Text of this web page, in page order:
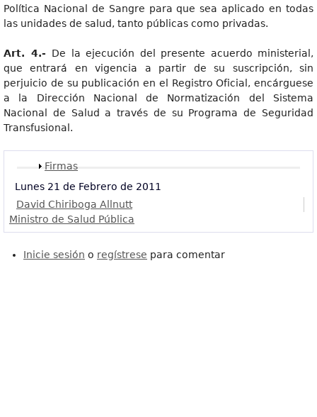
Política Nacional de Sangre para que sea aplicado en todas
las unidades de salud, tanto públicas como privadas.
Art. 4.- De la ejecución del presente acuerdo ministerial,
que entrará en vigencia a partir de su suscripción, sin
perjuicio de su publicación en el Registro Oficial, encárguese
a la Dirección Nacional de Normatización del Sistema
Nacional de Salud a través de su Programa de Seguridad
Transfusional.
Mostrar
Firmas
Lunes 21 de Febrero de 2011
David Chiriboga Allnutt
Ministro de Salud Pública
Inicie sesión o regístrese para comentar